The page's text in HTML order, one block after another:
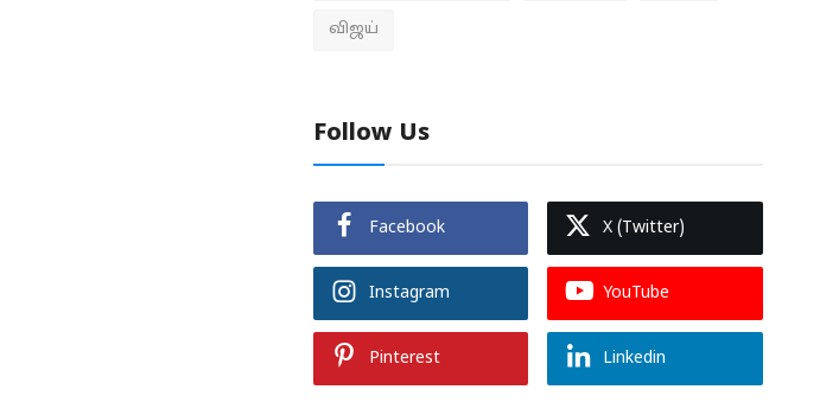
விஜய்
Follow Us
Facebook X (Twitter)
Instagram YouTube
Pinterest Linkedin